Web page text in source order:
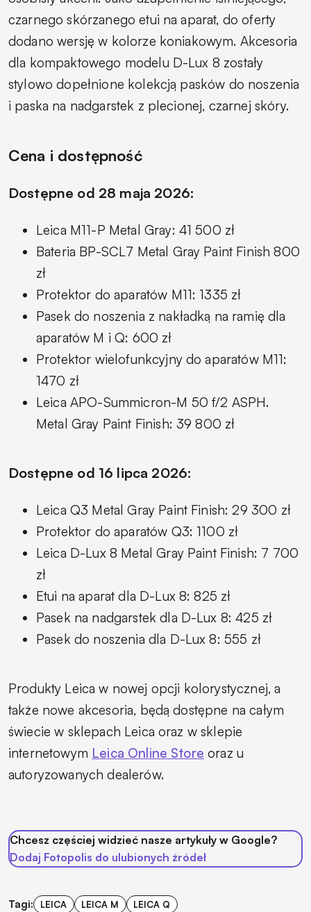
czarnego skórzanego etui na aparat, do oferty
dodano wersję w kolorze koniakowym. Akcesoria
dla kompaktowego modelu D-Lux 8 zostały
stylowo dopełnione kolekcją pasków do noszenia
i paska na nadgarstek z plecionej, czarnej skóry.
Cena i dostępność
Dostępne od 28 maja 2026:
Leica M11-P Metal Gray: 41 500 zł
Bateria BP-SCL7 Metal Gray Paint Finish 800
zł
Protektor do aparatów M11: 1335 zł
Pasek do noszenia z nakładką na ramię dla
aparatów M i Q: 600 zł
Protektor wielofunkcyjny do aparatów M11:
1470 zł
Leica APO-Summicron-M 50 f/2 ASPH.
Metal Gray Paint Finish: 39 800 zł
Dostępne od 16 lipca 2026:
Leica Q3 Metal Gray Paint Finish: 29 300 zł
Protektor do aparatów Q3: 1100 zł
Leica D-Lux 8 Metal Gray Paint Finish: 7 700
zł
Etui na aparat dla D-Lux 8: 825 zł
Pasek na nadgarstek dla D-Lux 8: 425 zł
Pasek do noszenia dla D-Lux 8: 555 zł
Produkty Leica w nowej opcji kolorystycznej, a
także nowe akcesoria, będą dostępne na całym
świecie w sklepach Leica oraz w sklepie
internetowym Leica Online Store oraz u
autoryzowanych dealerów.
Chcesz częściej widzieć nasze artykuły w Google?
Dodaj Fotopolis do ulubionych źródeł
Tagi: LEICA LEICA M LEICA Q